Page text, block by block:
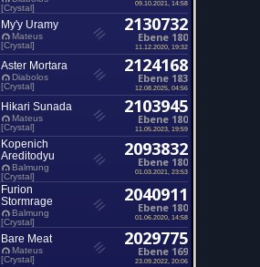
[Crystal]
09.10.2021, 14:58
My'y Uramy
Mateus
[Crystal]
2130732
Ebene 180
11.12.2020, 19:32
Aster Mortara
Diabolos
[Crystal]
2124168
Ebene 183
12.08.2025, 04:56
Hikari Sunada
Mateus
[Crystal]
2103945
Ebene 180
11.05.2023, 19:59
Kopenich
Areditodyu
Balmung
[Crystal]
2093832
Ebene 180
01.03.2021, 23:53
Furion
Stormrage
Balmung
[Crystal]
2040911
Ebene 180
01.06.2020, 14:58
Bare Meat
Mateus
[Crystal]
2029775
Ebene 169
23.09.2022, 20:06